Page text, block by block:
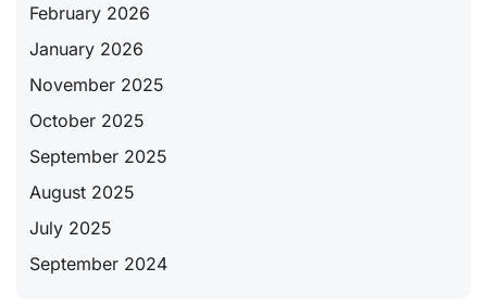
February 2026
January 2026
November 2025
October 2025
September 2025
August 2025
July 2025
September 2024